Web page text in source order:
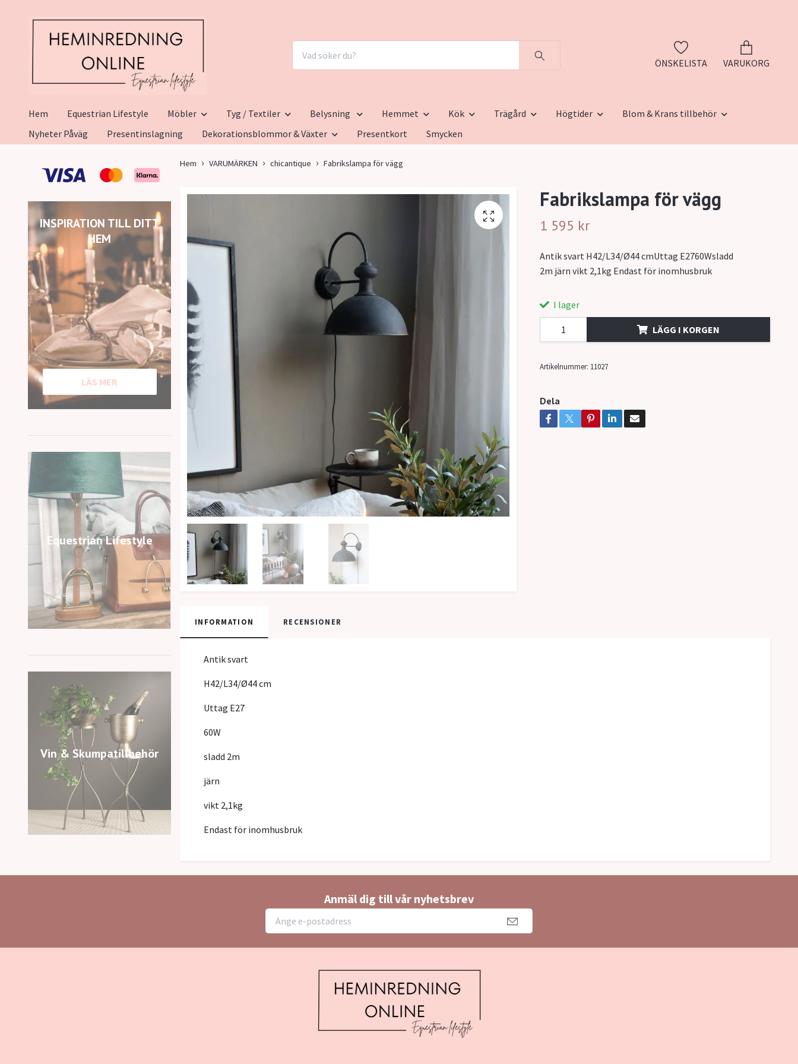
ÖNSKELISTA VARUKORG
Hem Equestrian Lifestyle Möbler Tyg / Textiler Belysning Hemmet Kök Trägård Högtider
Blom & Krans tillbehör
Nyheter Påväg
Presentinslagning Dekorationsblommor & Växter Presentkort Smycken
INSPIRATION TILL DITT
HEM
LÄS MER
Equestrian Lifestyle
Vin & Skumpatillbehör
Hem VARUMÄRKEN chicantique Fabrikslampa för vägg
Fabrikslampa för vägg
1 595 kr
Antik svart H42/L34/Ø44 cmUttag E2760Wsladd
2m järn vikt 2,1kg Endast för inomhusbruk
I lager
LÄGG I KORGEN
Artikelnummer: 11027
Dela
INFORMATION RECENSIONER
Antik svart
H42/L34/Ø44 cm
Uttag E27
60W
sladd 2m
järn
vikt 2,1kg
Endast för inomhusbruk
Anmäl dig till vår nyhetsbrev